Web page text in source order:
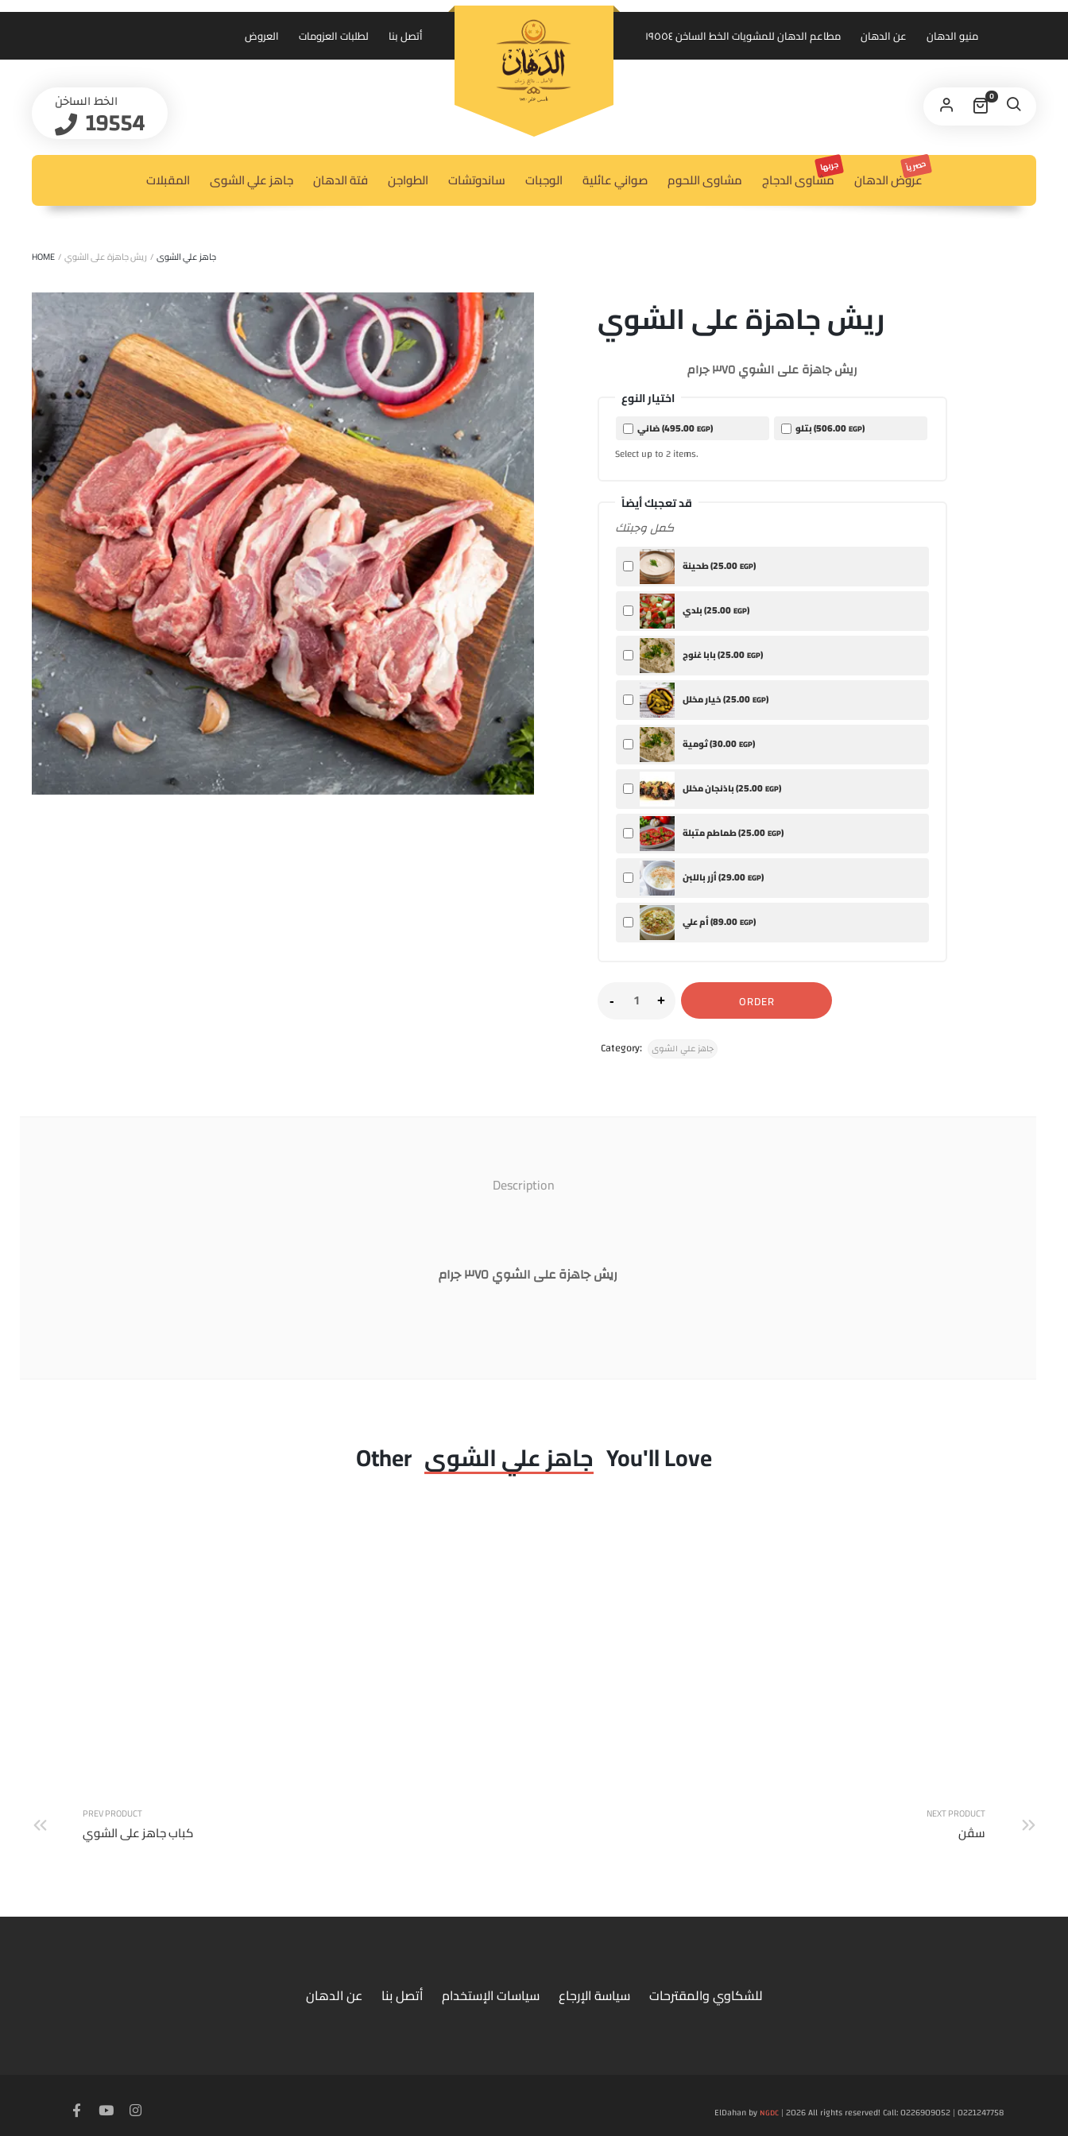
مطاعم الدهان للمشويات الخط الساخن ١٩٥٥٤ عن الدهان منيو الدهان العروض لطلبات العزومات أتصل بنا
الخط الساخن
19554
0
إرسال الكود على واتساب
USERNAME OR EMAIL ADDRESS*
PASSWORD* REQUIRED
Lost your password?
المقبلات جاهز علي الشوى فتة الدهان الطواجن ساندوتشات الوجبات صواني عائلية مشاوى اللحوم مشاوى الدجاج
جربها
عروض الدهان
حصرياً
HOME / جاهز علي الشوى / ريش جاهزة على الشوي
ريش جاهزة على الشوي
ريش جاهزة على الشوي ٣٧٥ جرام
اختيار النوع
ضاني (495.00EGP) بتلو (506.00EGP)
Select up to2items.
قد تعجبك أيضاً
كمل وجبتك
طحينة (25.00EGP)
بلدي (25.00EGP)
بابا غنوج (25.00EGP)
خيار مخلل (25.00EGP)
ثومية (30.00EGP)
باذنجان مخلل (25.00EGP)
طماطم متبلة (25.00EGP)
أزر باللبن (29.00EGP)
أم علي (89.00EGP)
ORDER
Category: جاهز علي الشوى
Description
ريش جاهزة على الشوي ٣٧٥ جرام
Other جاهز علي الشوى You'll Love
PREV PRODUCT
كباب جاهز على الشوي
NEXT PRODUCT
سڤن
عن الدهان أتصل بنا سياسات الإستخدام سياسة الإرجاع للشكاوي والمقترحات
ElDahan by NGDC | 2026 All rights reserved! Call: 0226909052 | 0221247758